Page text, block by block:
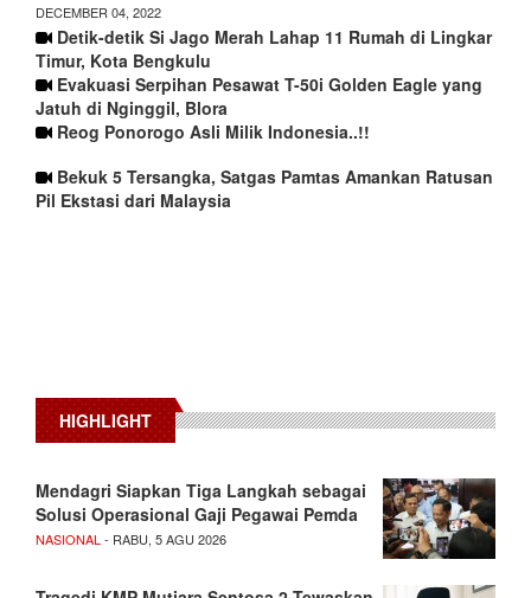
DECEMBER 04, 2022
Detik-detik Si Jago Merah Lahap 11 Rumah di Lingkar
Timur, Kota Bengkulu
Evakuasi Serpihan Pesawat T-50i Golden Eagle yang
Jatuh di Nginggil, Blora
Reog Ponorogo Asli Milik Indonesia..!!
Bekuk 5 Tersangka, Satgas Pamtas Amankan Ratusan
Pil Ekstasi dari Malaysia
HIGHLIGHT
Mendagri Siapkan Tiga Langkah sebagai
Solusi Operasional Gaji Pegawai Pemda
NASIONAL - RABU, 5 AGU 2026